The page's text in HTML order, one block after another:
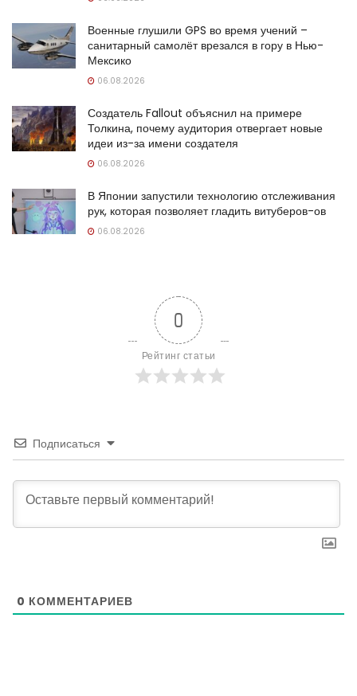
Военные глушили GPS во время учений –
санитарный самолёт врезался в гору в Нью-
Мексико
06.08.2026
Создатель Fallout объяснил на примере
Толкина, почему аудитория отвергает новые
идеи из-за имени создателя
06.08.2026
В Японии запустили технологию отслеживания
рук, которая позволяет гладить витуберов-ов
06.08.2026
0
Рейтинг статьи
Подписаться
0 КОММЕНТАРИЕВ